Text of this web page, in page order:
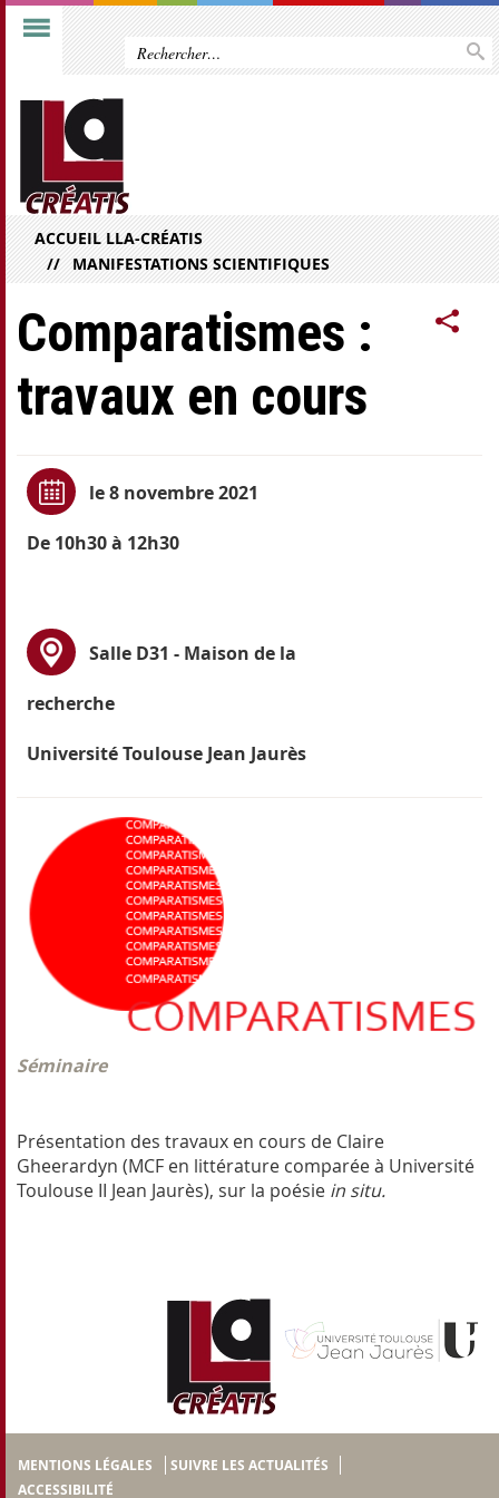
ACCUEIL LLA-CRÉATIS
MANIFESTATIONS SCIENTIFIQUES
Comparatismes :
travaux en cours
le 8 novembre 2021
De 10h30 à 12h30
Salle D31 - Maison de la
recherche
Université Toulouse Jean Jaurès
Séminaire
Présentation des travaux en cours de Claire
Gheerardyn (MCF en littérature comparée à Université
Toulouse II Jean Jaurès), sur la poésie in situ.
MENTIONS LÉGALES
SUIVRE LES ACTUALITÉS
ACCESSIBILITÉ